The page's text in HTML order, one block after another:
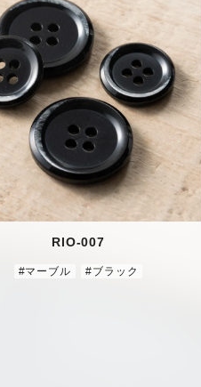
RIO-007
#マーブル #ブラック